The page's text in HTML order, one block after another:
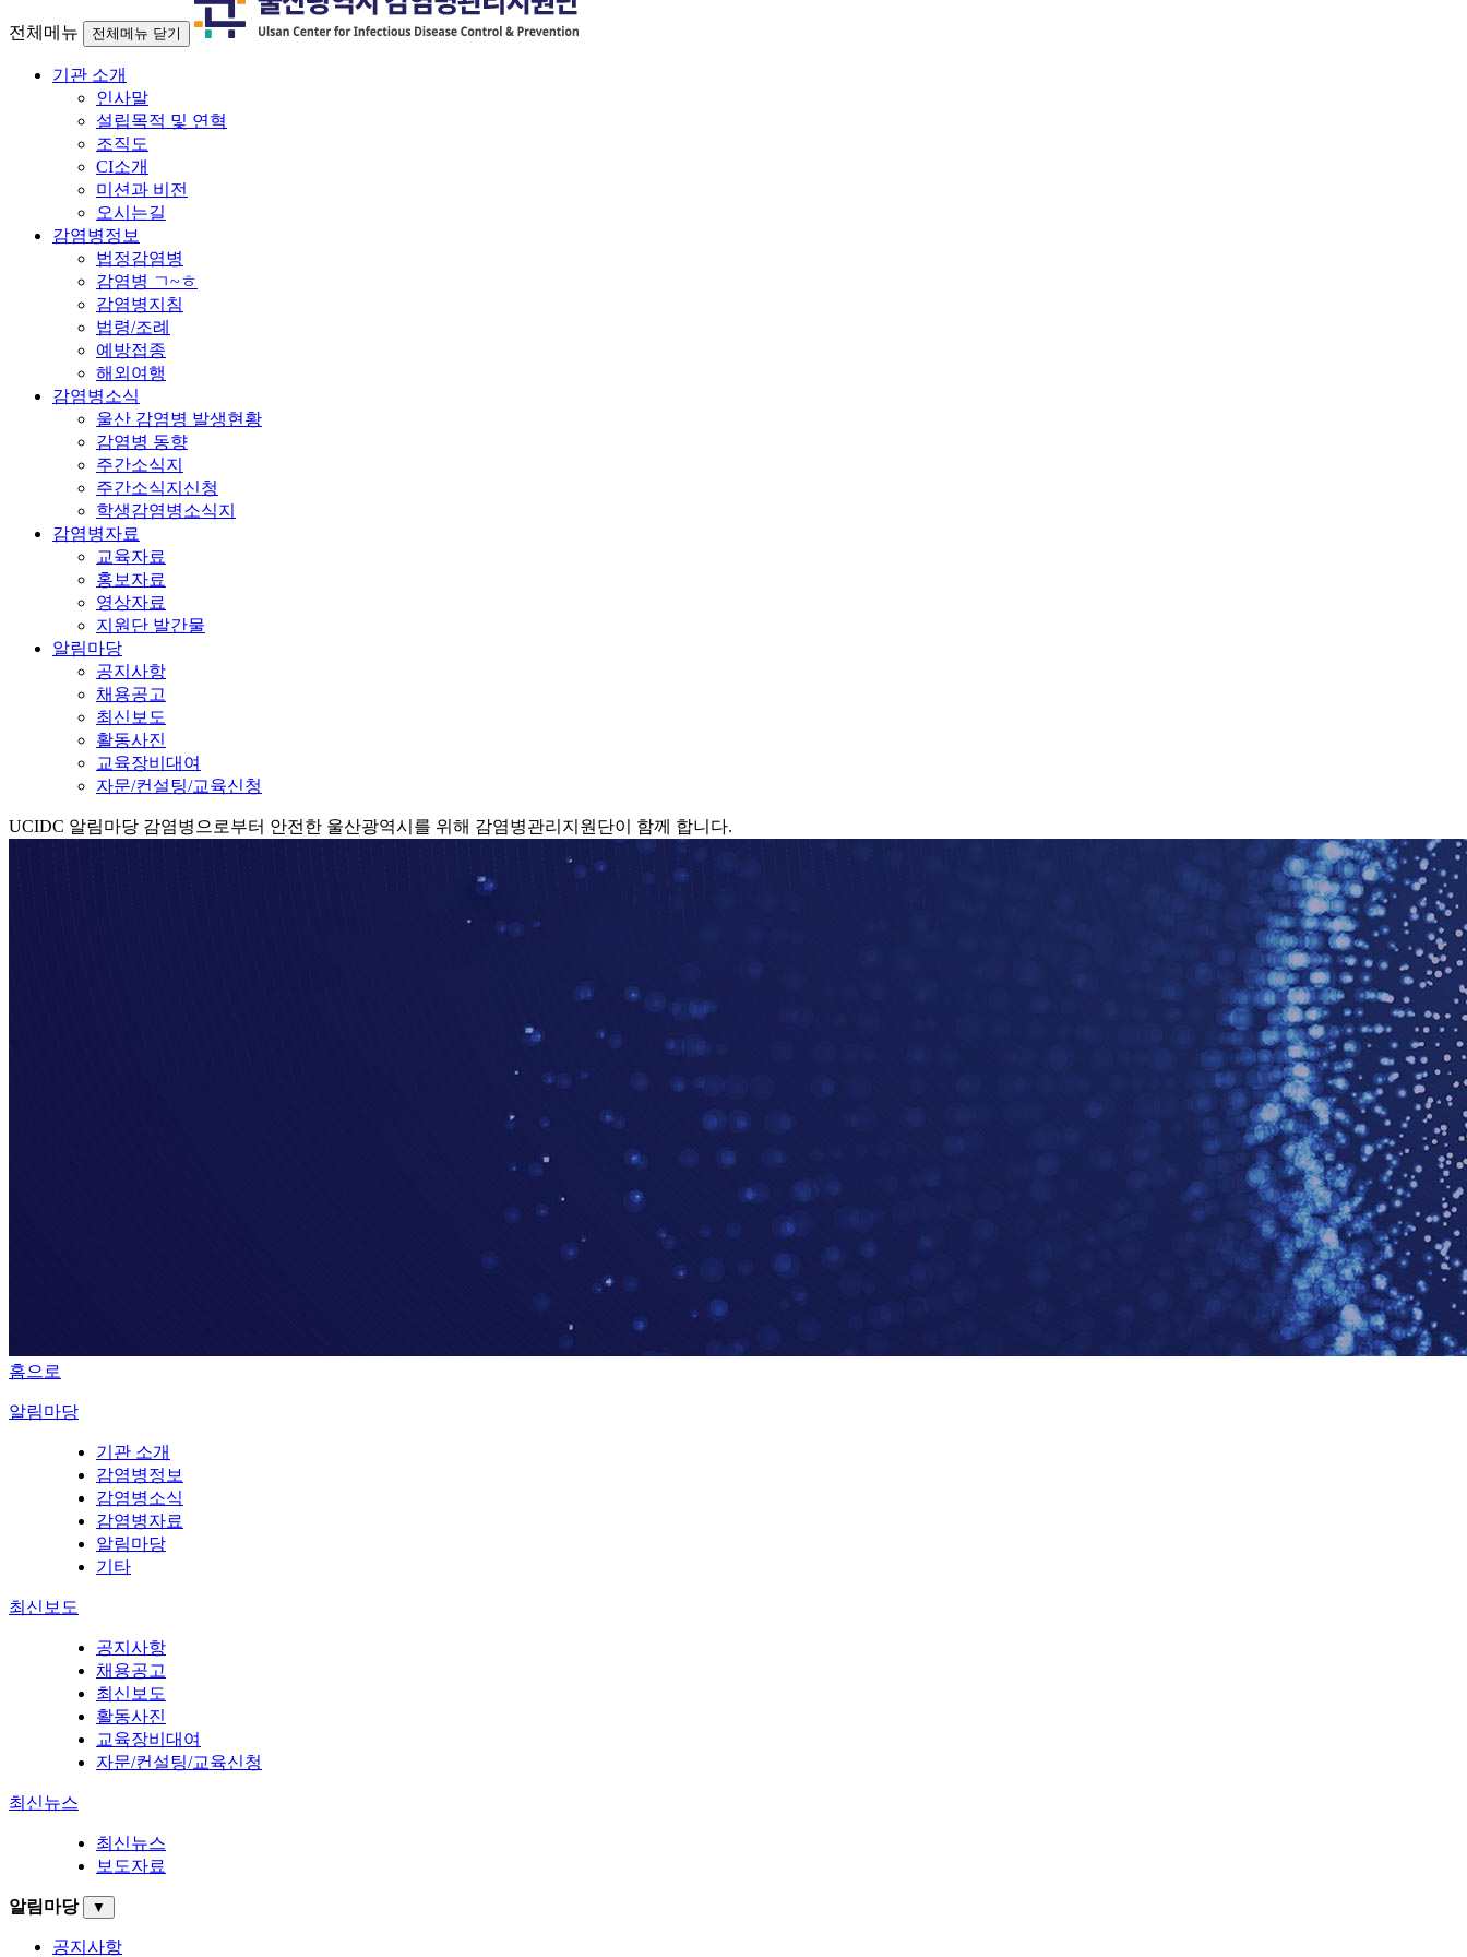
전체메뉴 전체메뉴 닫기
기관 소개
인사말
설립목적 및 연혁
조직도
CI소개
미션과 비전
오시는길
감염병정보
법정감염병
감염병 ㄱ~ㅎ
감염병지침
법령/조례
예방접종
해외여행
감염병소식
울산 감염병 발생현황
감염병 동향
주간소식지
주간소식지신청
학생감염병소식지
감염병자료
교육자료
홍보자료
영상자료
지원단 발간물
알림마당
공지사항
채용공고
최신보도
활동사진
교육장비대여
자문/컨설팅/교육신청
UCIDC 알림마당 감염병으로부터 안전한 울산광역시를 위해 감염병관리지원단이 함께 합니다.
홈으로
알림마당
기관 소개
감염병정보
감염병소식
감염병자료
알림마당
기타
최신보도
공지사항
채용공고
최신보도
활동사진
교육장비대여
자문/컨설팅/교육신청
최신뉴스
최신뉴스
보도자료
알림마당 ▼
공지사항